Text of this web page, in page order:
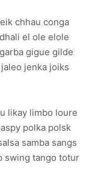
chhau conga
el ole elole
gigue gilde
jenka joiks
likay limbo loure
polka polsk
samba sangs
swing tango totur